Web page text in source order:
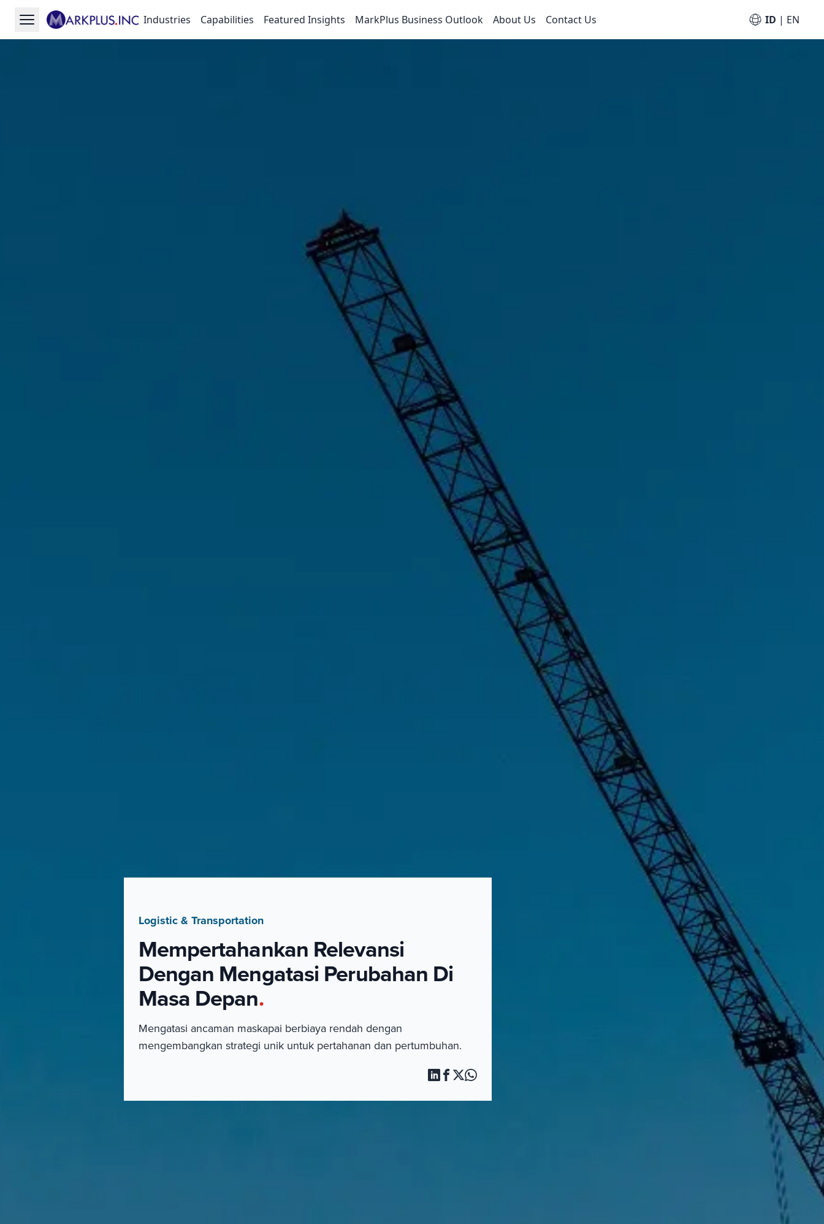
Industries Capabilities Featured Insights MarkPlus Business Outlook About Us Contact Us ID | EN
Logistic & Transportation
Mempertahankan Relevansi
Dengan Mengatasi Perubahan Di
Masa Depan.
Mengatasi ancaman maskapai berbiaya rendah dengan
mengembangkan strategi unik untuk pertahanan dan pertumbuhan.